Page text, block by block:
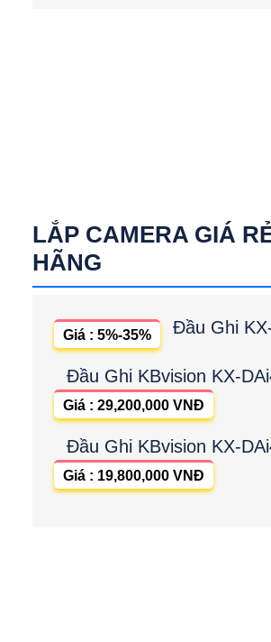
LẮP CAMERA GIÁ
HÃNG
Đầu Ghi
Giá : 5%-35%
Đầu Ghi KBvision KX-
Giá : 29,200,000 VNĐ
Đầu Ghi KBvision KX-
Giá : 19,800,000 VNĐ